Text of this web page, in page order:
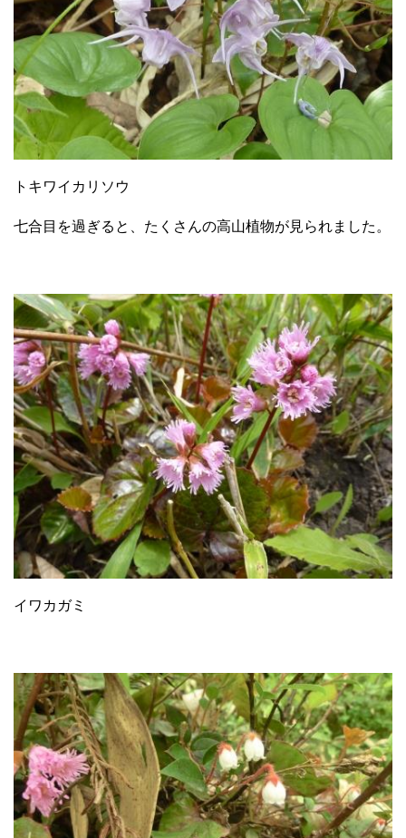
トキワイカリソウ
七合目を過ぎると、たくさんの高山植物が見られました。
イワカガミ